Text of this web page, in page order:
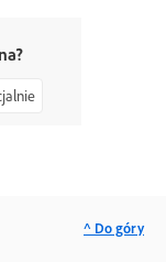
^ Do góry